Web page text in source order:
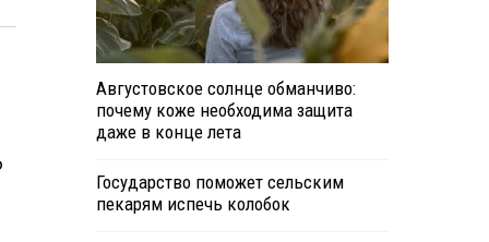
Августовское солнце обманчиво:
почему коже необходима защита
даже в конце лета
Государство поможет сельским
пекарям испечь колобок